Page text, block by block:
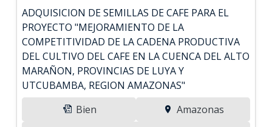
ADQUISICION DE SEMILLAS DE CAFE PARA EL
PROYECTO "MEJORAMIENTO DE LA
COMPETITIVIDAD DE LA CADENA PRODUCTIVA
DEL CULTIVO DEL CAFE EN LA CUENCA DEL ALTO
MARAÑON, PROVINCIAS DE LUYA Y
UTCUBAMBA, REGION AMAZONAS"
Bien
Amazonas